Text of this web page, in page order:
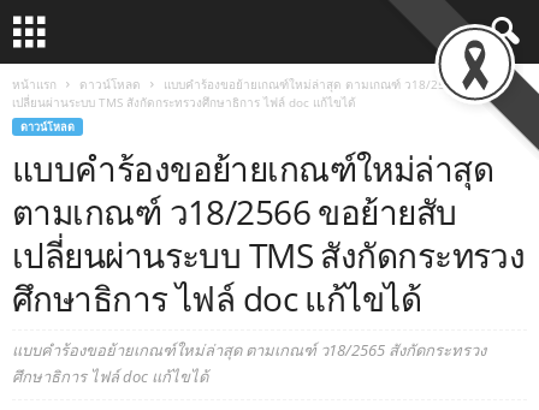
หน้าแรก ดาวน์โหลด
แบบคำร้องขอย้ายเกณฑ์ใหม่ล่าสุด ตามเกณฑ์ ว18/2566 ขอย้ายสับ
เปลี่ยนผ่านระบบ TMS สังกัดกระทรวงศึกษาธิการ ไฟล์ doc แก้ไขได้
ดาวน์โหลด
แบบคำร้องขอย้ายเกณฑ์ใหม่ล่าสุด
ตามเกณฑ์ ว18/2566 ขอย้ายสับ
เปลี่ยนผ่านระบบ TMS สังกัดกระทรวง
ศึกษาธิการ ไฟล์ doc แก้ไขได้
แบบคำร้องขอย้ายเกณฑ์ใหม่ล่าสุด ตามเกณฑ์ ว18/2565 สังกัดกระทรวง
ศึกษาธิการ ไฟล์ doc แก้ไขได้